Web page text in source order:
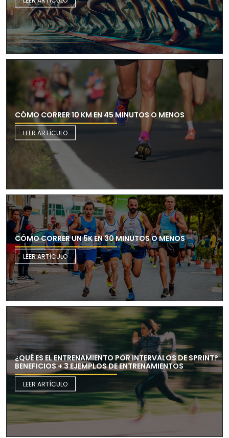
CÓMO CORRER 10 KM EN 45 MINUTOS O MENOS
LEER ARTÍCULO
CÓMO CORRER UN 5K EN 30 MINUTOS O MENOS
LEER ARTÍCULO
¿QUÉ ES EL ENTRENAMIENTO POR INTERVALOS DE SPRINT?
BENEFICIOS + 3 EJEMPLOS DE ENTRENAMIENTOS
LEER ARTÍCULO